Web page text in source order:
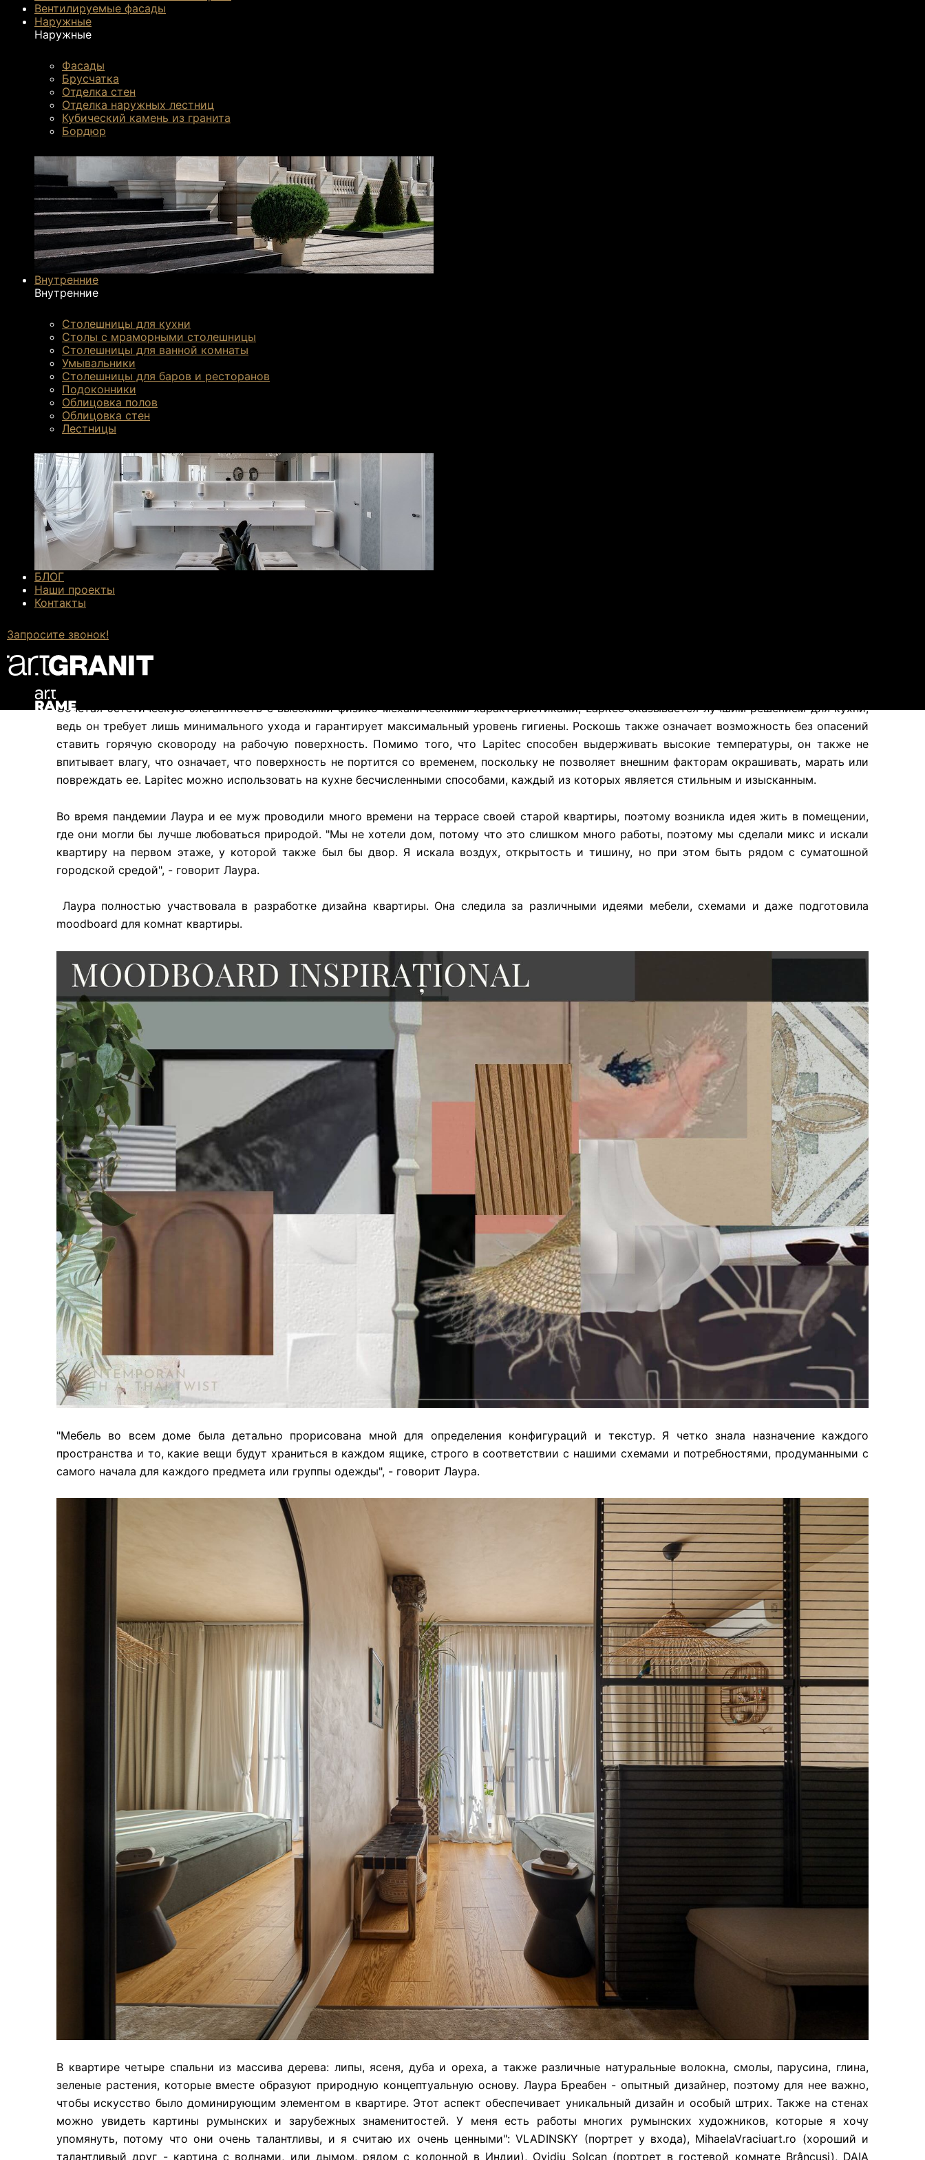
Вентилируемые фасады
Наружные
Наружные
Фасады
Брусчатка
Отделка стен
Отделка наружных лестниц
Кубический камень из гранита
Бордюр
Внутренние
Внутренние
Столешницы для кухни
Столы с мраморными столешницы
Столешницы для ванной комнаты
Умывальники
Столешницы для баров и ресторанов
Подоконники
Облицовка полов
Облицовка стен
Лестницы
БЛОГ
Наши проекты
Контакты
Запросите звонок!
К его особенностям относится ряд преимуществ, делающих его идеальным в интерьерных работах.
Антибактериальный
Твердость и долговечность
Разнообразие цветов
Сочетая эстетическую элегантность с высокими физико-механическими характеристиками, Lapitec оказывается лучшим решением для кухни;
ведь он требует лишь минимального ухода и гарантирует максимальный уровень гигиены. Роскошь также означает возможность без опасений
ставить горячую сковороду на рабочую поверхность. Помимо того, что Lapitec способен выдерживать высокие температуры, он также не
впитывает влагу, что означает, что поверхность не портится со временем, поскольку не позволяет внешним факторам окрашивать, марать или
повреждать ее. Lapitec можно использовать на кухне бесчисленными способами, каждый из которых является стильным и изысканным.
Во время пандемии Лаура и ее муж проводили много времени на террасе своей старой квартиры, поэтому возникла идея жить в помещении,
где они могли бы лучше любоваться природой. "Мы не хотели дом, потому что это слишком много работы, поэтому мы сделали микс и искали
квартиру на первом этаже, у которой также был бы двор. Я искала воздух, открытость и тишину, но при этом быть рядом с суматошной
городской средой", - говорит Лаура.
Лаура полностью участвовала в разработке дизайна квартиры. Она следила за различными идеями мебели, схемами и даже подготовила
moodboard для комнат квартиры.
"Мебель во всем доме была детально прорисована мной для определения конфигураций и текстур. Я четко знала назначение каждого
пространства и то, какие вещи будут храниться в каждом ящике, строго в соответствии с нашими схемами и потребностями, продуманными с
самого начала для каждого предмета или группы одежды", - говорит Лаура.
В квартире четыре спальни из массива дерева: липы, ясеня, дуба и ореха, а также различные натуральные волокна, смолы, парусина, глина,
зеленые растения, которые вместе образуют природную концептуальную основу. Лаура Бреабен - опытный дизайнер, поэтому для нее важно,
чтобы искусство было доминирующим элементом в квартире. Этот аспект обеспечивает уникальный дизайн и особый штрих. Также на стенах
можно увидеть картины румынских и зарубежных знаменитостей. У меня есть работы многих румынских художников, которые я хочу
упомянуть, потому что они очень талантливы, и я считаю их очень ценными": VLADINSKY (портрет у входа), MihaelaVraciuart.ro (хороший и
талантливый друг - картина с волнами, или дымом, рядом с колонной в Индии), Ovidiu Solcan (портрет в гостевой комнате Brâncuși), DAIA